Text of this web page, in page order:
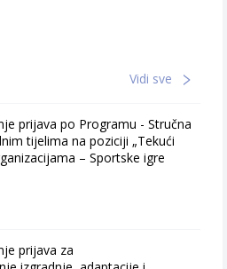
Vidi sve
prijava po Programu - Stručna
tijelima na poziciji „Tekući
– Sportske igre
prijava za